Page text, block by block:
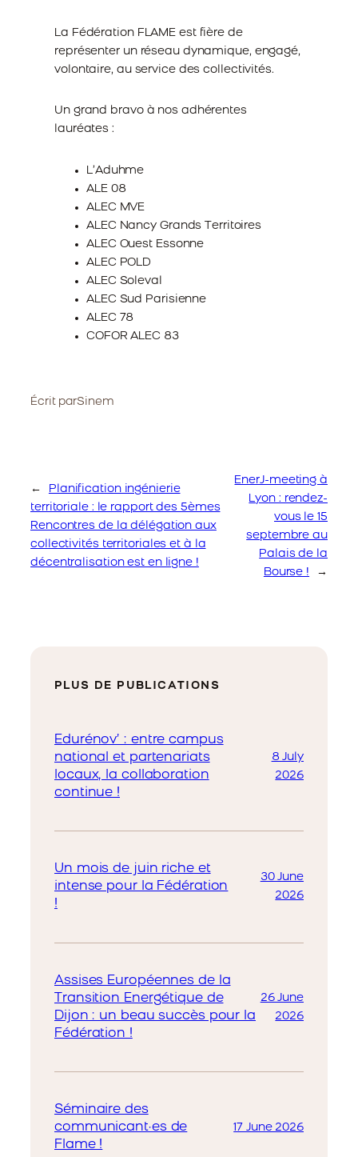
La Fédération FLAME est fière de
représenter un réseau dynamique, engagé,
volontaire, au service des collectivités.
Un grand bravo à nos adhérentes
lauréates :
L’Aduhme
ALE 08
ALEC MVE
ALEC Nancy Grands Territoires
ALEC Ouest Essonne
ALEC POLD
ALEC Soleval
ALEC Sud Parisienne
ALEC 78
COFOR ALEC 83
Écrit parSinem
←
Planification ingénierie
territoriale : le rapport des 5èmes
Rencontres de la délégation aux
collectivités territoriales et à la
décentralisation est en ligne !
EnerJ-meeting à
Lyon : rendez-
vous le 15
septembre au
Palais de la
Bourse !
→
PLUS DE PUBLICATIONS
Edurénov’ : entre campus
national et partenariats
locaux, la collaboration
continue !
8 July
2026
Un mois de juin riche et
intense pour la Fédération
!
30 June
2026
Assises Européennes de la
Transition Energétique de
Dijon : un beau succès pour la
Fédération !
26 June
2026
Séminaire des
communicant·es de
Flame !
17 June 2026